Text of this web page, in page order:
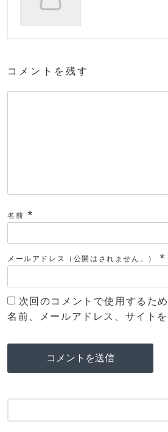
コメントを残す
名前 *
メールアドレス（公開はされません。） *
次回のコメントで使用するた
名前、メールアドレス、サイトを